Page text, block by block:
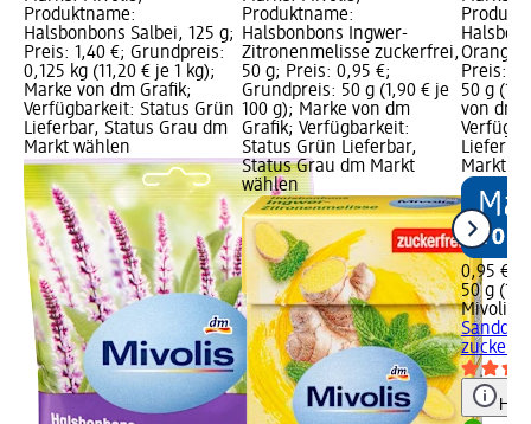
Produktname:
Halsbonbons Salbei, 125 g;
Preis: 1,40 €; Grundpreis:
0,125 kg (11,20 € je 1 kg);
Marke von dm Grafik;
Verfügbarkeit: Status Grün
Lieferbar, Status Grau dm
Markt wählen
Produktname:
Halsbonbons Ingwer-
Zitronenmelisse zuckerfrei,
50 g; Preis: 0,95 €;
Grundpreis: 50 g (1,90 € je
100 g); Marke von dm
Grafik; Verfügbarkeit:
Status Grün Lieferbar,
Status Grau dm Markt
wählen
Orange
Preis:
50 g
von dm
Markt
0,95 €
50 g
Mivolis